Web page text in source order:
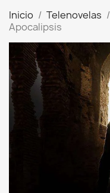
Inicio Telenovelas
Apocalipsis